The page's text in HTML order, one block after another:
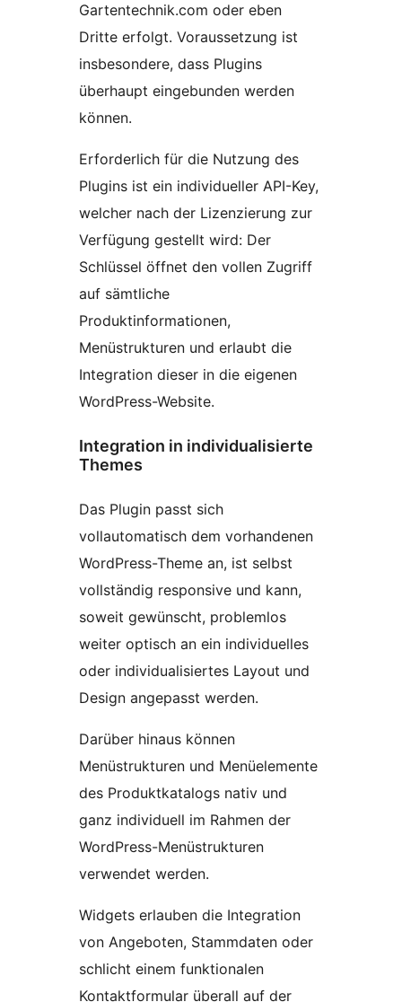
Gartentechnik.com oder eben
Dritte erfolgt. Voraussetzung ist
insbesondere, dass Plugins
überhaupt eingebunden werden
können.
Erforderlich für die Nutzung des
Plugins ist ein individueller API-Key,
welcher nach der Lizenzierung zur
Verfügung gestellt wird: Der
Schlüssel öffnet den vollen Zugriff
auf sämtliche
Produktinformationen,
Menüstrukturen und erlaubt die
Integration dieser in die eigenen
WordPress-Website.
Integration in individualisierte
Themes
Das Plugin passt sich
vollautomatisch dem vorhandenen
WordPress-Theme an, ist selbst
vollständig responsive und kann,
soweit gewünscht, problemlos
weiter optisch an ein individuelles
oder individualisiertes Layout und
Design angepasst werden.
Darüber hinaus können
Menüstrukturen und Menüelemente
des Produktkatalogs nativ und
ganz individuell im Rahmen der
WordPress-Menüstrukturen
verwendet werden.
Widgets erlauben die Integration
von Angeboten, Stammdaten oder
schlicht einem funktionalen
Kontaktformular überall auf der